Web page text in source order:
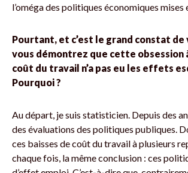
l’oméga des politiques économiques mises
Pourtant, et c’est le grand constat
vous démontrez que cette obsession
coût du travail n’a pas eu les effets
Pourquoi ?
Au départ, je suis statisticien. Depuis des
des évaluations des politiques publiques.
ces baisses de coût du travail à plusieurs
chaque fois, la même conclusion : ces